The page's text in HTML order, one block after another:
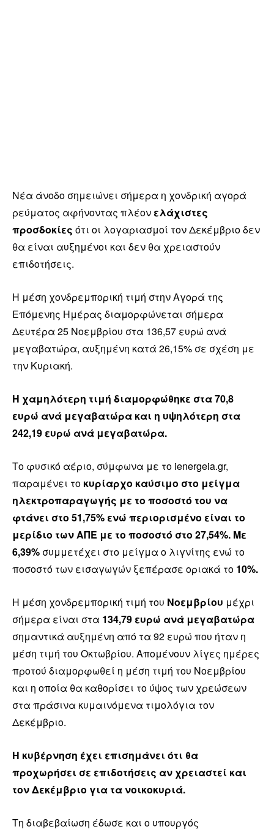
Νέα άνοδο σημειώνει σήμερα η χονδρική αγορά
ρεύματος αφήνοντας πλέον ελάχιστες
προσδοκίες ότι οι λογαριασμοί τον Δεκέμβριο δεν
θα είναι αυξημένοι και δεν θα χρειαστούν
επιδοτήσεις.
Η μέση χονδρεμπορική τιμή στην Αγορά της
Επόμενης Ημέρας διαμορφώνεται σήμερα
Δευτέρα 25 Νοεμβρίου στα 136,57 ευρώ ανά
μεγαβατώρα, αυξημένη κατά 26,15% σε σχέση με
την Κυριακή.
Η χαμηλότερη τιμή διαμορφώθηκε στα 70,8
ευρώ ανά μεγαβατώρα και η υψηλότερη στα
242,19 ευρώ ανά μεγαβατώρα.
Το φυσικό αέριο, σύμφωνα με το ienergeia.gr,
παραμένει το κυρίαρχο καύσιμο στο μείγμα
ηλεκτροπαραγωγής με το ποσοστό του να
φτάνει στο 51,75% ενώ περιορισμένο είναι το
μερίδιο των ΑΠΕ με το ποσοστό στο 27,54%. Με
6,39% συμμετέχει στο μείγμα ο λιγνίτης ενώ το
ποσοστό των εισαγωγών ξεπέρασε οριακά το 10%.
Η μέση χονδρεμπορική τιμή του Νοεμβρίου μέχρι
σήμερα είναι στα 134,79 ευρώ ανά μεγαβατώρα
σημαντικά αυξημένη από τα 92 ευρώ που ήταν η
μέση τιμή του Οκτωβρίου. Απομένουν λίγες ημέρες
προτού διαμορφωθεί η μέση τιμή του Νοεμβρίου
και η οποία θα καθορίσει το ύψος των χρεώσεων
στα πράσινα κυμαινόμενα τιμολόγια τον
Δεκέμβριο.
Η κυβέρνηση έχει επισημάνει ότι θα
προχωρήσει σε επιδοτήσεις αν χρειαστεί και
τον Δεκέμβριο για τα νοικοκυριά.
Τη διαβεβαίωση έδωσε και ο υπουργός